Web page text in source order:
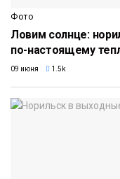
Фото
Ловим солнце:
по-настоящему
09 июня 1.5k